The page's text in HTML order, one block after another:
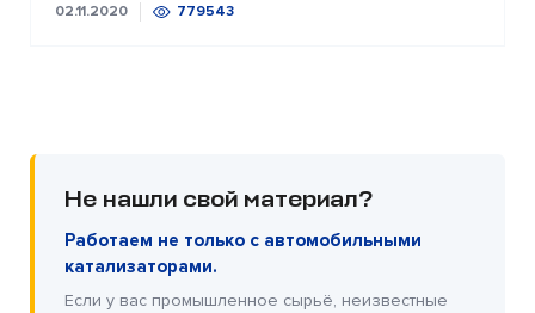
02.11.2020 779543
Не нашли свой материал?
Работаем не только с автомобильными
катализаторами.
Если у вас промышленное сырьё, неизвестные